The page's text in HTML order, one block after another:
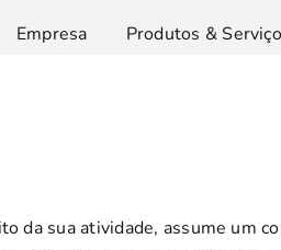
Empresa Produtos &
da sua atividade, assume um